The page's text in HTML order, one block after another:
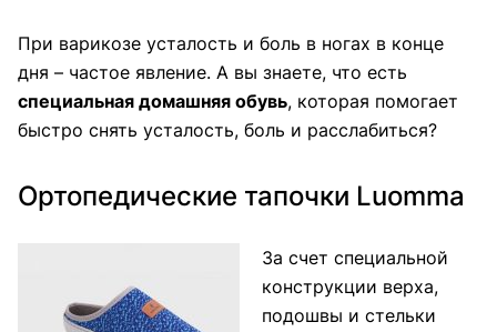
При варикозе усталость и боль в ногах в конце
дня – частое явление. А вы знаете, что есть
специальная домашняя обувь, которая помогает
быстро снять усталость, боль и расслабиться?
Ортопедические тапочки Luomma
За счет специальной
конструкции верха,
подошвы и стельки